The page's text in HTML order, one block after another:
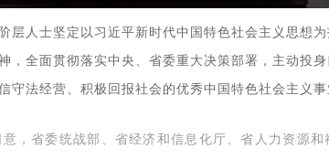
层人士坚定以习近平新时代中国特色社会主义思想
，全面贯彻落实中央、省委重大决策部署，主动投
守法经营、积极回报社会的优秀中国特色社会主义事
，省委统战部、省经济和信息化厅、省人力资源和